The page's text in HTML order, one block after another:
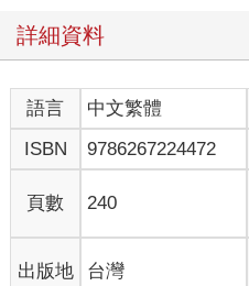
詳細資料
語言 中文繁體
ISBN
9786267224472
頁數 240
出版地 台灣